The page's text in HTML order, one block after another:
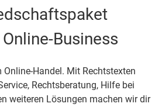
Business
Online-Handel. Mit Rechtstexten
Rechtsberatung, Hilfe bei
weiteren Lösungen machen wir dir